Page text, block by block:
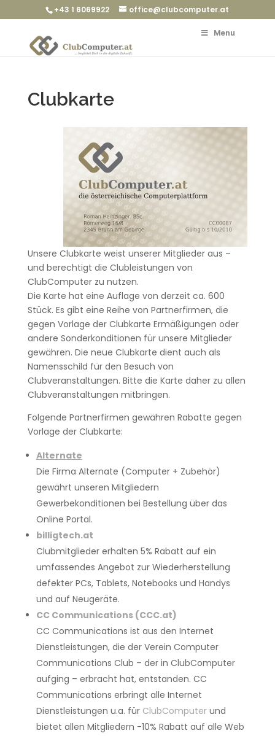
+43 1 6069922 office@clubcomputer.at
Menu
Clubkarte
Unsere Clubkarte weist unserer Mitglieder aus –
und berechtigt die Clubleistungen von
ClubComputer zu nutzen.
Die Karte hat eine Auflage von derzeit ca. 600
Stück. Es gibt eine Reihe von Partnerfirmen, die
gegen Vorlage der Clubkarte Ermäßigungen oder
andere Sonderkonditionen für unsere Mitglieder
gewähren. Die neue Clubkarte dient auch als
Namensschild für den Besuch von
Clubveranstaltungen. Bitte die Karte daher zu allen
Clubveranstaltungen mitbringen.
Folgende Partnerfirmen gewähren Rabatte gegen
Vorlage der Clubkarte:
Alternate
Die Firma Alternate (Computer + Zubehör)
gewährt unseren Mitgliedern
Gewerbekonditionen bei Bestellung über das
Online Portal.
billigtech.at
Clubmitglieder erhalten 5% Rabatt auf ein
umfassendes Angebot zur Wiederherstellung
defekter PCs, Tablets, Notebooks und Handys
und auf Neugeräte.
CC Communications (CCC.at)
CC Communications ist aus den Internet
Dienstleistungen, die der Verein Computer
Communications Club – der in ClubComputer
aufging – erbracht hat, entstanden. CC
Communications erbringt alle Internet
Dienstleistungen u.a. für ClubComputerund
bietet allen Mitgliedern -10% Rabatt auf alle Web